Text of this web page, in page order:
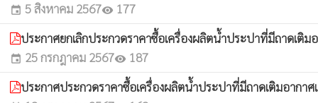
event 5 สิงหาคม 2567visibility 177
ประกาศยกเลิกประกวดราคาซื้อเครื่องผลิตน้ำประปาที่มีถาดเ
event 25 กรกฎาคม 2567visibility 187
ประกาศประกวดราคาซื้อเครื่องผลิตน้ำประปาที่มีถาดเติมอา